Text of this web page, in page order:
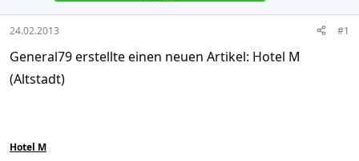
24.02.2013 #1
General79 erstellte einen neuen Artikel: Hotel M
(Altstadt)
Hotel M